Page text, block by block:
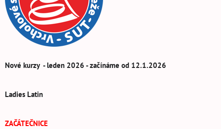
Nové kurzy - leden 2026 - začínáme od 12.1.2026
Ladies Latin
ZAČÁTEČNICE